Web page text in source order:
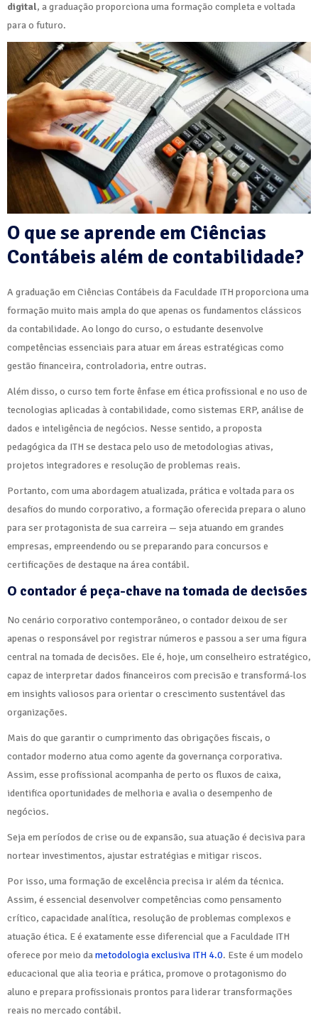
digital, a graduação proporciona uma formação completa e voltada
para o futuro.
O que se aprende em Ciências
Contábeis além de contabilidade?
A graduação em Ciências Contábeis da Faculdade ITH proporciona uma
formação muito mais ampla do que apenas os fundamentos clássicos
da contabilidade. Ao longo do curso, o estudante desenvolve
competências essenciais para atuar em áreas estratégicas como
gestão financeira, controladoria, entre outras.
Além disso, o curso tem forte ênfase em ética profissional e no uso de
tecnologias aplicadas à contabilidade, como sistemas ERP, análise de
dados e inteligência de negócios. Nesse sentido, a proposta
pedagógica da ITH se destaca pelo uso de metodologias ativas,
projetos integradores e resolução de problemas reais.
Portanto, com uma abordagem atualizada, prática e voltada para os
desafios do mundo corporativo, a formação oferecida prepara o aluno
para ser protagonista de sua carreira — seja atuando em grandes
empresas, empreendendo ou se preparando para concursos e
certificações de destaque na área contábil.
O contador é peça-chave na tomada de decisões
No cenário corporativo contemporâneo, o contador deixou de ser
apenas o responsável por registrar números e passou a ser uma figura
central na tomada de decisões. Ele é, hoje, um conselheiro estratégico,
capaz de interpretar dados financeiros com precisão e transformá-los
em insights valiosos para orientar o crescimento sustentável das
organizações.
Mais do que garantir o cumprimento das obrigações fiscais, o
contador moderno atua como agente da governança corporativa.
Assim, esse profissional acompanha de perto os fluxos de caixa,
identifica oportunidades de melhoria e avalia o desempenho de
negócios.
Seja em períodos de crise ou de expansão, sua atuação é decisiva para
nortear investimentos, ajustar estratégias e mitigar riscos.
Por isso, uma formação de excelência precisa ir além da técnica.
Assim, é essencial desenvolver competências como pensamento
crítico, capacidade analítica, resolução de problemas complexos e
atuação ética. E é exatamente esse diferencial que a Faculdade ITH
oferece por meio dametodologia exclusiva ITH 4.0. Este é um modelo
educacional que alia teoria e prática, promove o protagonismo do
aluno e prepara profissionais prontos para liderar transformações
reais no mercado contábil.